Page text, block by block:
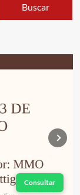
Buscar
Consultar